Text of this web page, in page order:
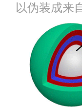
以伪装成来